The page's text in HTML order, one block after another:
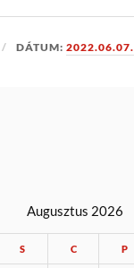
DÁTUM:2022.06.07.
Augusztus 2026
S C P